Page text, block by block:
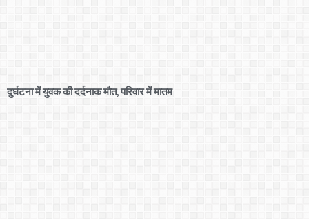
दुर्घटना में युवक की दर्दनाक मौत, परिवार में मातम